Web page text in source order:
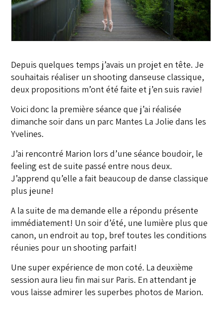
Depuis quelques temps j’avais un projet en tête. Je
souhaitais réaliser un shooting danseuse classique,
deux propositions m’ont été faite et j’en suis ravie!
Voici donc la première séance que j’ai réalisée
dimanche soir dans un parc Mantes La Jolie dans les
Yvelines.
J’ai rencontré Marion lors d’une séance boudoir, le
feeling est de suite passé entre nous deux.
J’apprend qu’elle a fait beaucoup de danse classique
plus jeune!
A la suite de ma demande elle a répondu présente
immédiatement! Un soir d’été, une lumière plus que
canon, un endroit au top, bref toutes les conditions
réunies pour un shooting parfait!
Une super expérience de mon coté. La deuxième
session aura lieu fin mai sur Paris. En attendant je
vous laisse admirer les superbes photos de Marion.